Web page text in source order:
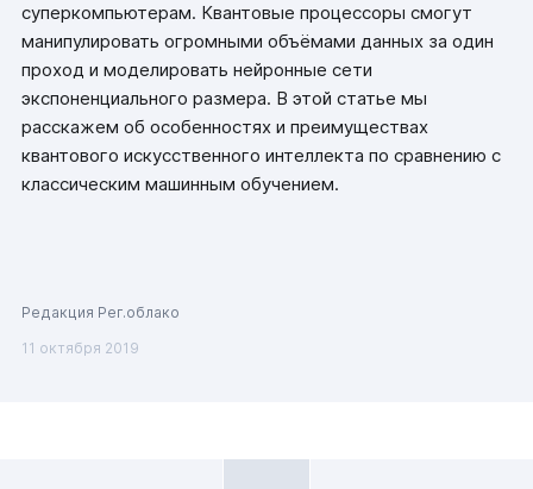
суперкомпьютерам. Квантовые процессоры смогут
манипулировать огромными объёмами данных за один
проход и моделировать нейронные сети
экспоненциального размера. В этой статье мы
расскажем об особенностях и преимуществах
квантового искусственного интеллекта по сравнению с
классическим машинным обучением.
Редакция Рег.облако
11 октября 2019